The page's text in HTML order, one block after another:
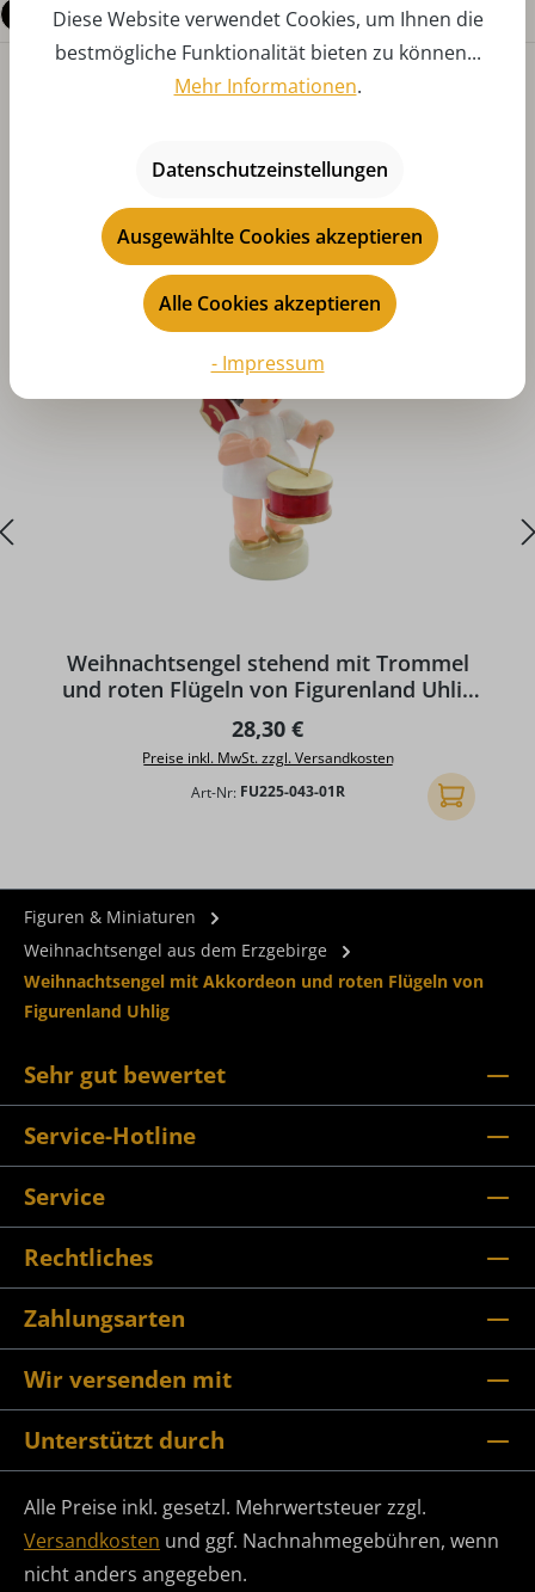
Fragen zum Produkt
Produktgalerie überspringen
Das könnte Ihnen auch gefallen
Weihnachtsengel stehend mit Trommel
und roten Flügeln von Figurenland Uhlig
GmbH
Regulärer Preis:
28,30 €
Preise inkl. MwSt. zzgl. Versandkosten
Art-Nr: FU225-043-01R In den
Figuren & Miniaturen
Weihnachtsengel aus dem Erzgebirge
Weihnachtsengel mit Akkordeon und roten Flügeln von
Figurenland Uhlig
Sehr gut bewertet
Service-Hotline
Service
Rechtliches
Zahlungsarten
Wir versenden mit
Unterstützt durch
Alle Preise inkl. gesetzl. Mehrwertsteuer zzgl.
Versandkosten und ggf. Nachnahmegebühren, wenn
nicht anders angegeben.
Diese Website verwendet Cookies, um Ihnen die
bestmögliche Funktionalität bieten zu können...
Mehr Informationen.
Datenschutzeinstellungen
Ausgewählte Cookies akzeptieren
Alle Cookies akzeptieren
- Impressum